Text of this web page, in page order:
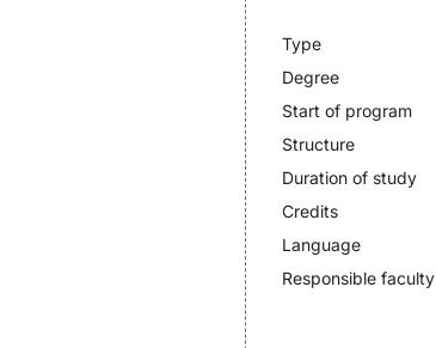
Type
Degree
Start of program
Structure
Duration of study
Credits
Language
Responsible faculty